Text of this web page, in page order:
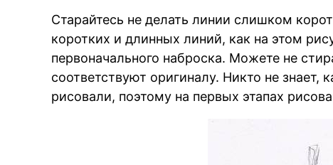
Старайтесь не делать линии слишком
коротких и длинных линий, как на этом
первоначального наброска. Можете не
соответствуют оригиналу. Никто не знает,
рисовали, поэтому на первых этапах